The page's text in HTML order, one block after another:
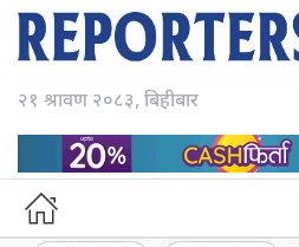
२१ श्रावण २०८३, बिहीबार